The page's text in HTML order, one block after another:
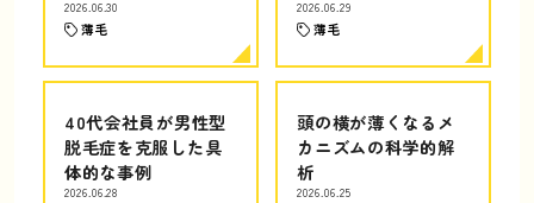
2026.06.30
薄毛
2026.06.29
薄毛
40代会社員が男性型
脱毛症を克服した具
体的な事例
2026.06.28
頭の横が薄くなるメ
カニズムの科学的解
析
2026.06.25